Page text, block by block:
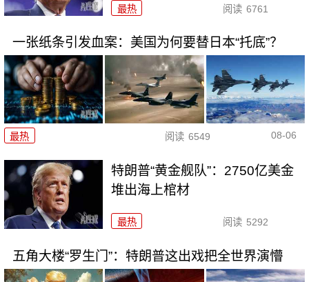
最热 阅读 6761
一张纸条引发血案：美国为何要替日本“托底”？
最热 阅读 6549 08-06
特朗普“黄金舰队”：2750亿美金
堆出海上棺材
最热 阅读 5292
五角大楼“罗生门”：特朗普这出戏把全世界演懵